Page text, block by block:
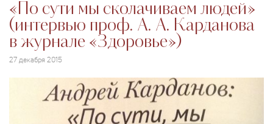
«По сути мы сколачиваем людей»
(интервью проф. А. А. Карданова
в журнале «Здоровье»)
27 декабря 2015